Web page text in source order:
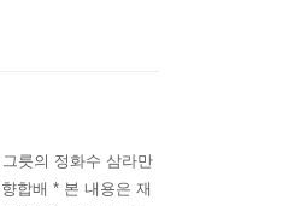
기원행위는 우리의
릇의 정화수 삼라만
합배 * 본 내용은 재